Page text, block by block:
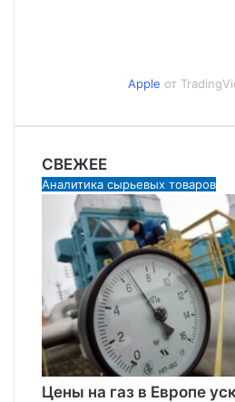
Apple от
СВЕЖЕЕ
Аналитика сырьевых товаров
Цены на газ в Европе